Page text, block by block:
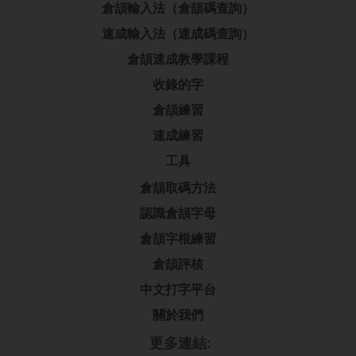
倉頡輸入法（倉頡碼查詢）
速成輸入法（速成碼查詢）
倉頡速成教學課程
收錄的字
倉頡練習
速成練習
工具
倉頡取碼方法
認識倉頡字母
倉頡字根練習
倉頡評核
中文打字平台
關於我們
更多連結: